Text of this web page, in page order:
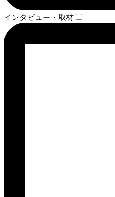
インタビュー・取材